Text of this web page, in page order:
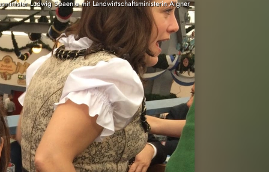
Ludwig Spaenle mit Landwirtschaftsministerin Aigner